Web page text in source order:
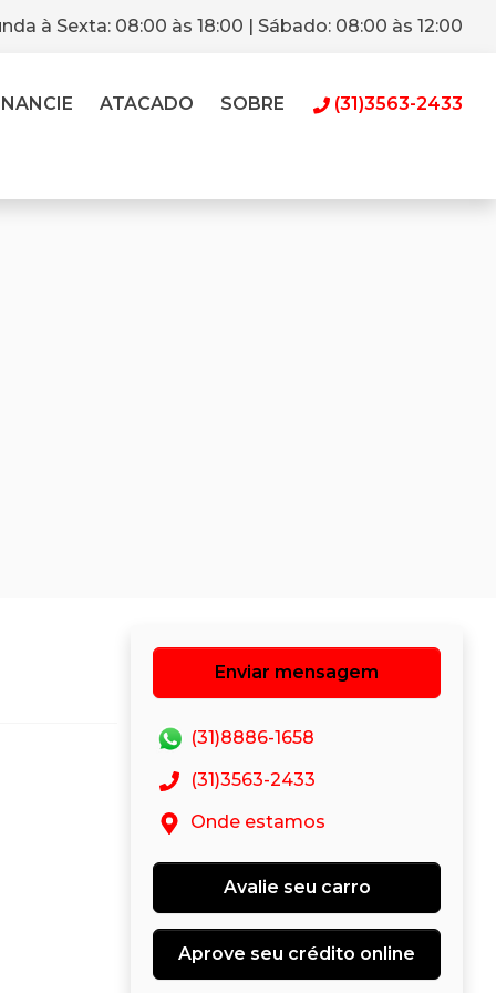
à Sexta: 08:00 às 18:00 | Sábado: 08:00 às 12:00
ATACADO SOBRE (31)3563-2433
Enviar mensagem
(31)8886-1658
(31)3563-2433
Onde estamos
Avalie seu carro
Aprove seu crédito online